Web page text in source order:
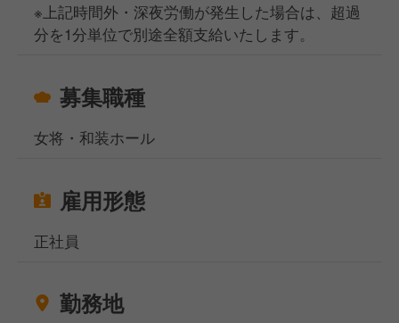
※上記時間外・深夜労働が発生した場合は、超過
分を1分単位で別途全額支給いたします。
募集職種
女将・和装ホール
雇用形態
正社員
勤務地